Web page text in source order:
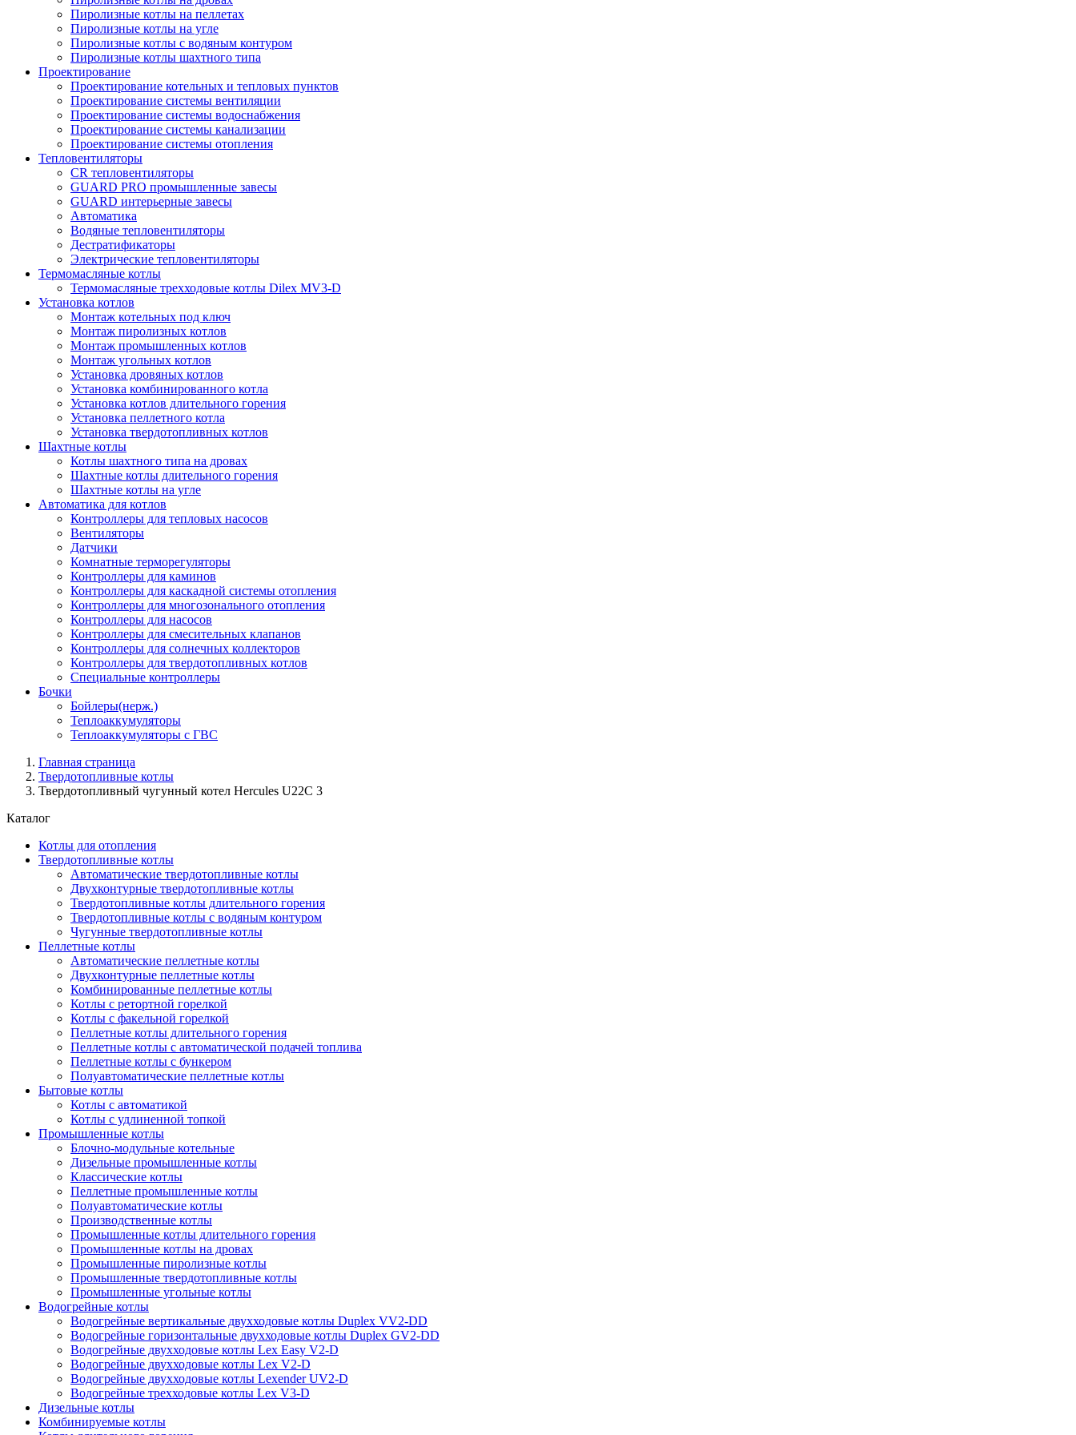
Пиролизные котлы на пеллетах
Пиролизные котлы на угле
Пиролизные котлы с водяным контуром
Пиролизные котлы шахтного типа
Проектирование
Проектирование котельных и тепловых пунктов
Проектирование системы вентиляции
Проектирование системы водоснабжения
Проектирование системы канализации
Проектирование системы отопления
Тепловентиляторы
CR тепловентиляторы
GUARD PRO промышленные завесы
GUARD интерьерные завесы
Автоматика
Водяные тепловентиляторы
Дестратификаторы
Электрические тепловентиляторы
Термомасляные котлы
Термомасляные трехходовые котлы Dilex MV3-D
Установка котлов
Монтаж котельных под ключ
Монтаж пиролизных котлов
Монтаж промышленных котлов
Монтаж угольных котлов
Установка дровяных котлов
Установка комбинированного котла
Установка котлов длительного горения
Установка пеллетного котла
Установка твердотопливных котлов
Шахтные котлы
Котлы шахтного типа на дровах
Шахтные котлы длительного горения
Шахтные котлы на угле
Автоматика для котлов
Контроллеры для тепловых насосов
Вентиляторы
Датчики
Комнатные терморегуляторы
Контроллеры для каминов
Контроллеры для каскадной системы отопления
Контроллеры для многозонального отопления
Контроллеры для насосов
Контроллеры для смесительных клапанов
Контроллеры для солнечных коллекторов
Контроллеры для твердотопливных котлов
Специальные контроллеры
Бочки
Бойлеры(нерж.)
Теплоаккумуляторы
Теплоаккумуляторы с ГВС
Главная страница
Твердотопливные котлы
Твердотопливный чугунный котел Hercules U22C 3
Каталог
Котлы для отопления
Твердотопливные котлы
Автоматические твердотопливные котлы
Двухконтурные твердотопливные котлы
Твердотопливные котлы длительного горения
Твердотопливные котлы с водяным контуром
Чугунные твердотопливные котлы
Пеллетные котлы
Автоматические пеллетные котлы
Двухконтурные пеллетные котлы
Комбинированные пеллетные котлы
Котлы с ретортной горелкой
Котлы с факельной горелкой
Пеллетные котлы длительного горения
Пеллетные котлы с автоматической подачей топлива
Пеллетные котлы с бункером
Полуавтоматические пеллетные котлы
Бытовые котлы
Котлы с автоматикой
Котлы с удлиненной топкой
Промышленные котлы
Блочно-модульные котельные
Дизельные промышленные котлы
Классические котлы
Пеллетные промышленные котлы
Полуавтоматические котлы
Производственные котлы
Промышленные котлы длительного горения
Промышленные котлы на дровах
Промышленные пиролизные котлы
Промышленные твердотопливные котлы
Промышленные угольные котлы
Водогрейные котлы
Водогрейные вертикальные двухходовые котлы Duplex VV2-DD
Водогрейные горизонтальные двухходовые котлы Duplex GV2-DD
Водогрейные двухходовые котлы Lex Easy V2-D
Водогрейные двухходовые котлы Lex V2-D
Водогрейные двухходовые котлы Lexender UV2-D
Водогрейные трехходовые котлы Lex V3-D
Дизельные котлы
Комбинируемые котлы